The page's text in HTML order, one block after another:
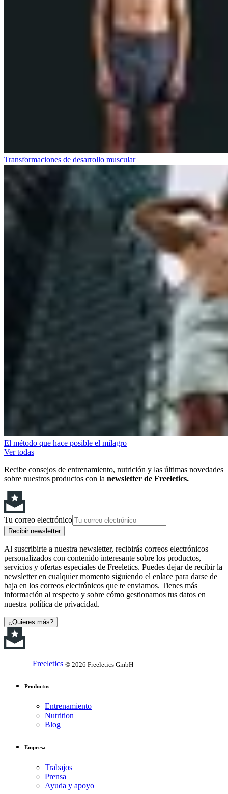
Transformaciones de desarrollo muscular
El método que hace posible el milagro
Ver todas
Recibe consejos de entrenamiento, nutrición y las últimas novedades
sobre nuestros productos con la newsletter de Freeletics.
Tu correo electrónico
Recibir newsletter
Al suscribirte a nuestra newsletter, recibirás correos electrónicos
personalizados con contenido interesante sobre los productos,
servicios y ofertas especiales de Freeletics. Puedes dejar de recibir la
newsletter en cualquier momento siguiendo el enlace para darse de
baja en los correos electrónicos que te enviamos. Tienes más
información al respecto y sobre cómo gestionamos tus datos en
nuestra política de privacidad.
¿Quieres más?
Freeletics © 2026 Freeletics GmbH
Productos
Entrenamiento
Nutrition
Blog
Empresa
Trabajos
Prensa
Ayuda y apoyo